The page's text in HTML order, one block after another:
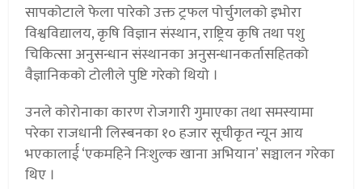
सापकोटाले फेला पारेको उक्त ट्रफल पोर्चुगलको इभोरा
विश्वविद्यालय, कृषि विज्ञान संस्थान, राष्ट्रिय कृषि तथा पशु
चिकित्सा अनुसन्धान संस्थानका अनुसन्धानकर्तासहितको
वैज्ञानिकको टोलीले पुष्टि गरेको थियो ।
उनले कोरोनाका कारण रोजगारी गुमाएका तथा समस्यामा
परेका राजधानी लिस्बनका १० हजार सूचीकृत न्यून आय
भएकालार्ई ‘एकमहिने निःशुल्क खाना अभियान’ सञ्चालन गरेका
थिए ।